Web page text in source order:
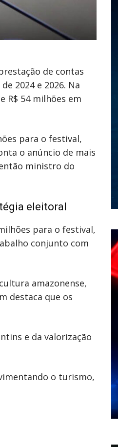
de contas
2024 e 2026. Na
R$ 54 milhões em
para o festival,
o anúncio de mais
ministro do
eleitoral
para o festival,
conjunto com
amazonense,
destaca que os
e da valorização
o turismo,